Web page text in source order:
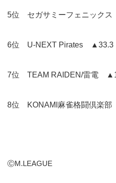
5位 セガサミーフェニック
6位 U-NEXT Pirates
7位 TEAM RAIDEN/雷電
8位 KONAMI麻雀格闘倶楽
ⒸM.LEAGUE